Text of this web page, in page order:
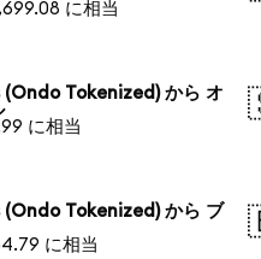
に相当
Tokenized) から オ
に相当
Tokenized) から ブ
に相当